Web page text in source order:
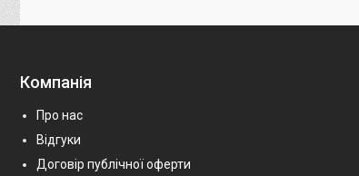
Компанія
Про нас
Відгуки
Договір публічної оферти